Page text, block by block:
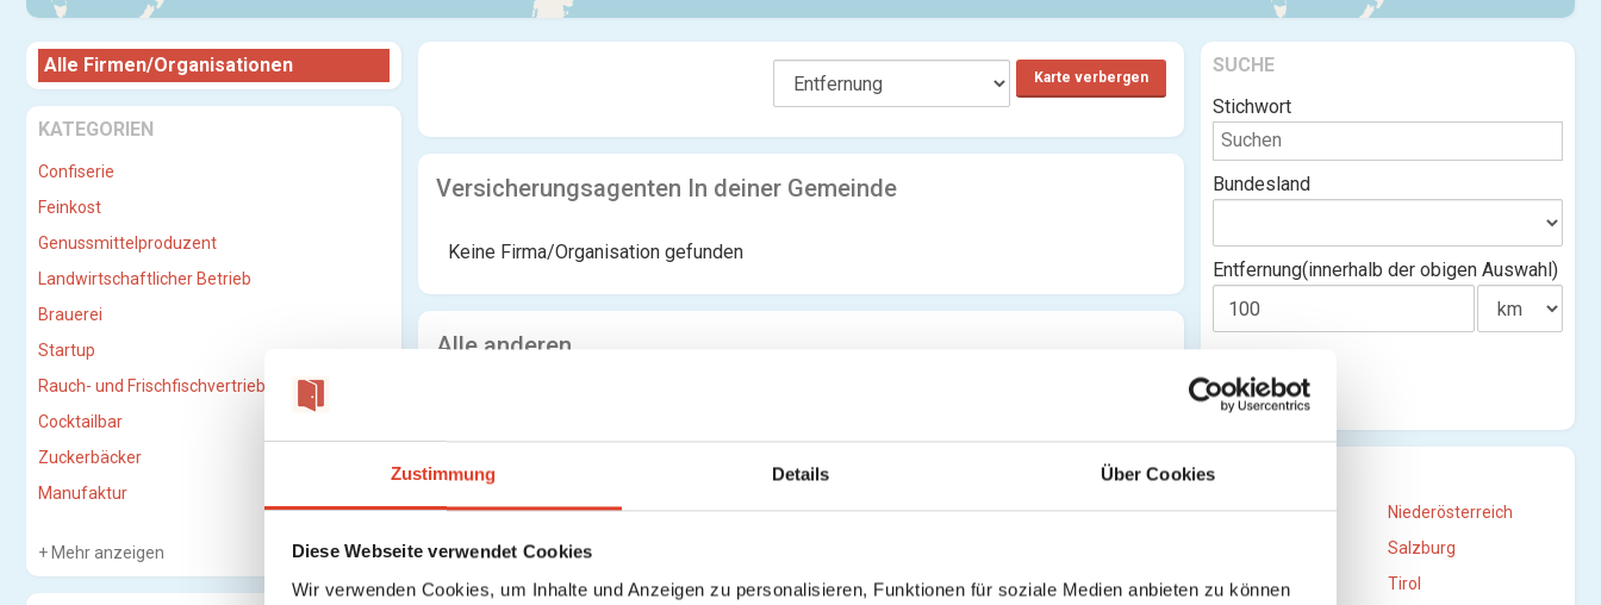
Zustimmung Details Über Cookies
Diese Webseite verwendet Cookies
Wir verwenden Cookies, um Inhalte und Anzeigen zu personalisieren, Funktionen für soziale Medien anbieten zu können
Alle Firmen/Organisationen
KATEGORIEN
Confiserie
Feinkost
Genussmittelproduzent
Landwirtschaftlicher Betrieb
Brauerei
Startup
Rauch- und Frischfischvertriebs-GmbH
Cocktailbar
Zuckerbäcker
Manufaktur
Mehr anzeigen
SUCHE
Stichwort
Bundesland
Entfernung(innerhalb der obigen Auswahl)
STANDORTE
Burgenland
Niederösterreich
Salzburg
Steiermark
Tirol
Karte verbergen
Versicherungsagenten In deiner Gemeinde
Keine Firma/Organisation gefunden
Alle anderen